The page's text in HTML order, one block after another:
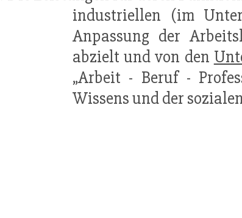
industriellen (im
Anpassung der
abzielt und von den
„Arbeit - Beruf -
Wissens und der